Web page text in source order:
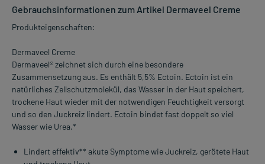
Gebrauchsinformationen zum Artikel Dermaveel Creme
Produkteigenschaften:
Dermaveel Creme
Dermaveel® zeichnet sich durch eine besondere
Zusammensetzung aus. Es enthält 5,5% Ectoin. Ectoin ist ein
natürliches Zellschutzmolekül, das Wasser in der Haut speichert,
trockene Haut wieder mit der notwendigen Feuchtigkeit versorgt
und so den Juckreiz lindert. Ectoin bindet fast doppelt so viel
Wasser wie Urea.*
Lindert effektiv** akute Symptome wie Juckreiz, gerötete Haut